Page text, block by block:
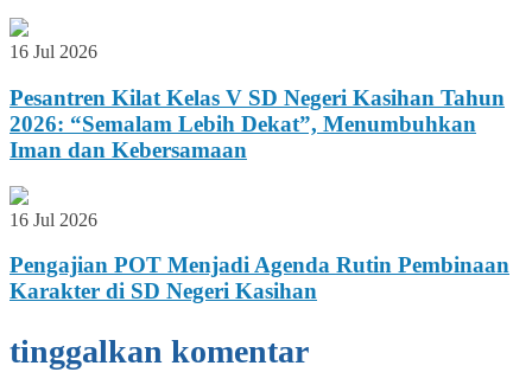
16 Jul 2026
Pesantren Kilat Kelas V SD Negeri Kasihan Tahun
2026: “Semalam Lebih Dekat”, Menumbuhkan
Iman dan Kebersamaan
16 Jul 2026
Pengajian POT Menjadi Agenda Rutin Pembinaan
Karakter di SD Negeri Kasihan
tinggalkan komentar